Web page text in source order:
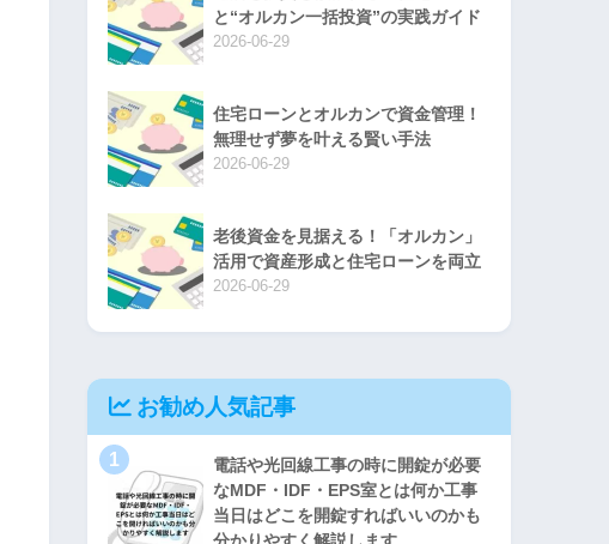
と“オルカン一括投資”の実践ガイド
2026-06-29
住宅ローンとオルカンで資金管理！
無理せず夢を叶える賢い手法
2026-06-29
老後資金を見据える！「オルカン」
活用で資産形成と住宅ローンを両立
2026-06-29
お勧め人気記事
1
電話や光回線工事の時に開錠が必要
なMDF・IDF・EPS室とは何か工事
当日はどこを開錠すればいいのかも